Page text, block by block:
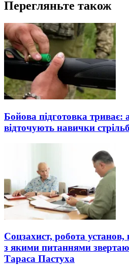
Перегляньте також
Бойова підготовка триває:
відточують навички
Соцзахист, робота установ,
з якими питаннями
Тараса Пастуха